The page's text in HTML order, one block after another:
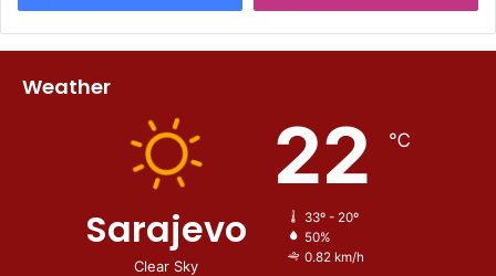
Weather
Sarajevo
Clear Sky
22 ℃
33º - 20º
50%
0.82 km/h